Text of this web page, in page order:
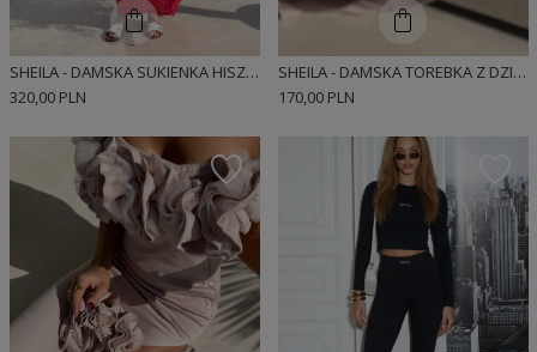
SHEILA - DAMSKA SUKIENKA HISZPANKA MAXI CZERWONA 'ROSSO'
320,00 PLN
SHEILA - DAMSKA TOREBKA Z DZIANINY ZE ZDOBIENIEM I ZŁOTYM ŁAŃCUSZKIEM 'JOSE'
170,00 PLN